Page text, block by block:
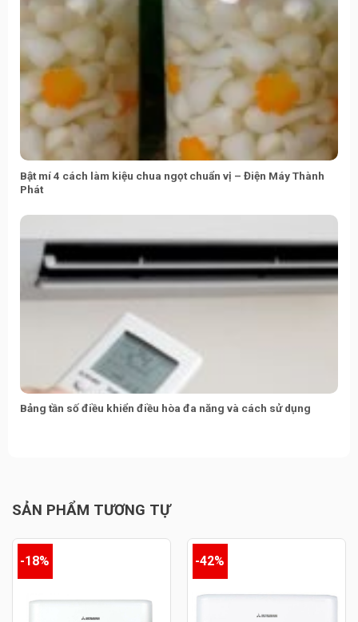
Bật mí 4 cách làm kiệu chua ngọt chuẩn vị – Điện Máy Thành
Phát
Bảng tần số điều khiển điều hòa đa năng và cách sử dụng
SẢN PHẨM TƯƠNG TỰ
-18% -42%